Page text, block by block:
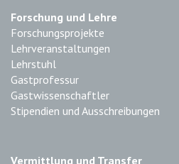
Forschung und Lehre
Forschungsprojekte
Lehrveranstaltungen
Lehrstuhl
Gastprofessur
Gastwissenschaftler
Stipendien und Ausschreibungen
Vermittlung und Transfer